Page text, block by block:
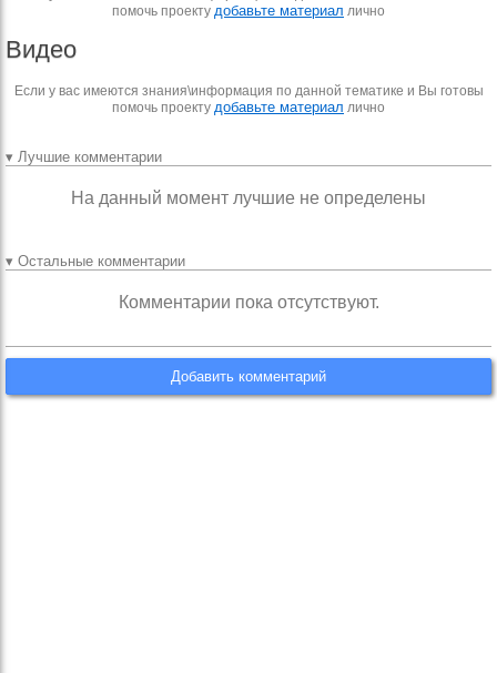
помочь проекту добавьте материал лично
Видео
Если у вас имеются знания\информация по данной тематике и Вы готовы
помочь проекту добавьте материал лично
▾ Лучшие комментарии
На данный момент лучшие не определены
▾ Остальные комментарии
Комментарии пока отсутствуют.
Добавить комментарий